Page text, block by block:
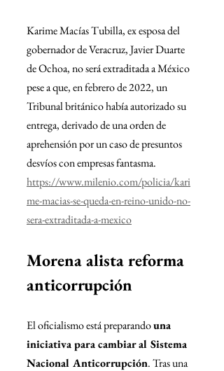
Karime Macías Tubilla, ex esposa del
gobernador de Veracruz, Javier Duarte
de Ochoa, no será extraditada a México
pese a que, en febrero de 2022, un
Tribunal británico había autorizado su
entrega, derivado de una orden de
aprehensión por un caso de presuntos
desvíos con empresas fantasma.
https://www.milenio.com/policia/kari
me-macias-se-queda-en-reino-unido-no-
sera-extraditada-a-mexico
Morena alista reforma
anticorrupción
El oficialismo está preparando una
iniciativa para cambiar al Sistema
Nacional Anticorrupción. Tras una